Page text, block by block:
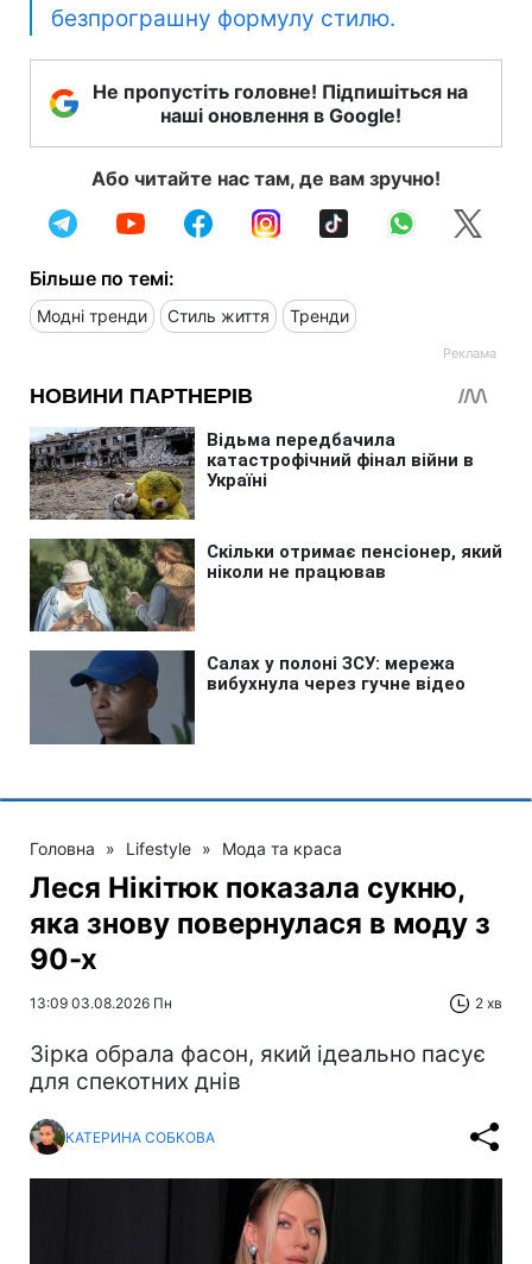
безпрограшну формулу стилю.
Не пропустіть головне! Підпишіться на
наші оновлення в Google!
Або читайте нас там, де вам зручно!
Більше по темі:
Модні тренди Стиль життя Тренди
Головна » Lifestyle » Мода та краса
Леся Нікітюк показала сукню,
яка знову повернулася в моду з
90-х
13:09 03.08.2026 Пн 2 хв
Зірка обрала фасон, який ідеально пасує
для спекотних днів
КАТЕРИНА СОБКОВА